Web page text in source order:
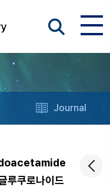
Journal
루쿠로나이드